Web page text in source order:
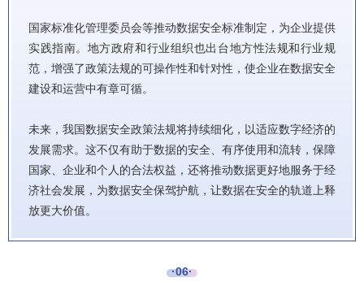
国家标准化管理委员会等推动数据安全标准制定，为企业提供
实践指南。地方政府和行业组织也出台地方性法规和行业规
范，增强了政策法规的可操作性和针对性，使企业在数据安全
建设和运营中有章可循。
未来，我国数据安全政策法规将持续细化，以适应数字经济的
发展需求。这不仅有助于数据的安全、有序使用和流转，保障
国家、企业和个人的合法权益，还将推动数据更好地服务于经
济社会发展，为数据安全保驾护航，让数据在安全的轨道上释
放更大价值。
·06·